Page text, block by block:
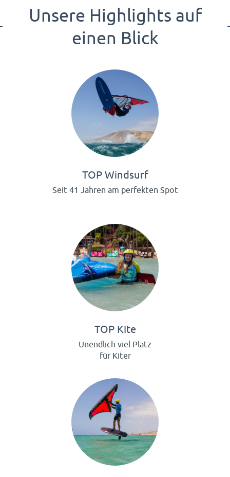
Unsere Highlights auf
einen Blick
TOP Windsurf
Seit 41 Jahren am perfekten Spot
TOP Kite
Unendlich viel Platz
für Kiter